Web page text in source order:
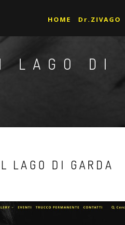
HOME Dr.ZIVAGO
LAGO DI
LAGO DI GARDA